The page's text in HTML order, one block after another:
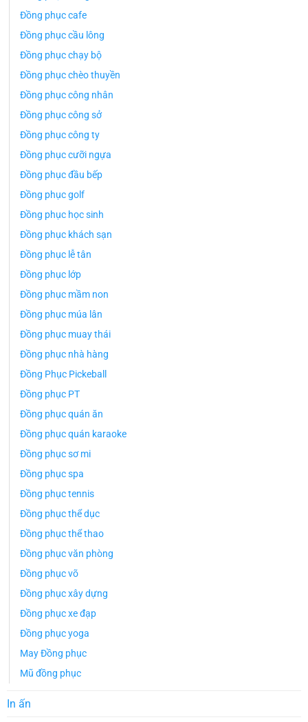
Đồng phục cafe
Đồng phục cầu lông
Đồng phục chạy bộ
Đồng phục chèo thuyền
Đồng phục công nhân
Đồng phục công sở
Đồng phục công ty
Đồng phục cưỡi ngựa
Đồng phục đầu bếp
Đồng phục golf
Đồng phục học sinh
Đồng phục khách sạn
Đồng phục lễ tân
Đồng phục lớp
Đồng phục mầm non
Đồng phục múa lân
Đồng phục muay thái
Đồng phục nhà hàng
Đồng Phục Pickeball
Đồng phục PT
Đồng phục quán ăn
Đồng phục quán karaoke
Đồng phục sơ mi
Đồng phục spa
Đồng phục tennis
Đồng phục thể dục
Đồng phục thể thao
Đồng phục văn phòng
Đồng phục võ
Đồng phục xây dựng
Đồng phục xe đạp
Đồng phục yoga
May Đồng phục
Mũ đồng phục
In ấn